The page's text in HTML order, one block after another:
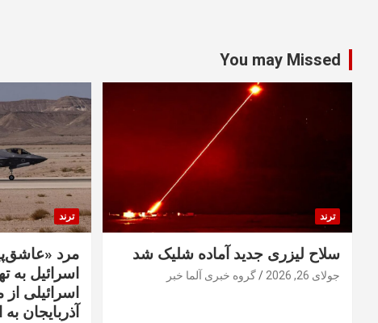
You may Missed
ترند
سلاح لیزری جدید آماده شلیک شد
جولای 26, 2026 گروه خبری آلما خبر
ترند
مرد
اسرائیل به
اسرائیلی
آذربایجان